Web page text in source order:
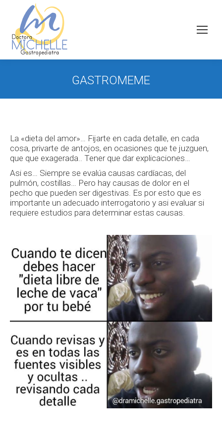
GASTROMEME
La «dieta del amor»… Fijarte en cada detalle, en cada
cosa, privarte de antojos, en ocasiones que te juzguen,
que que exagerada.. Tener que dar explicaciones…
Asi es… Siempre se evalúa causas cardíacas, del
pulmón, costillas… Pero hay causas de dolor en el
pecho que pueden ser digestivas. Es por esto que es
importante un adecuado interrogatorio y asi evaluar si
requiere estudios para determinar estas causas.